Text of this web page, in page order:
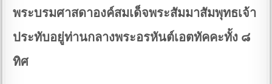
พระบรมศาสดาองค์สมเด็จพระสัมมาสัมพุทธเจ้า
ประทับอยู่ท่านกลางพระอรหันต์เอตทัคคะทั้ง ๘
ทิศ